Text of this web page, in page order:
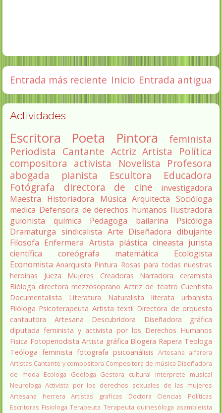
Entrada más reciente Entrada antigua
Inicio
Actividades
Escritora Poeta Pintora
feminista
Periodista Cantante Actriz Artista
Política
compositora activista Novelista
Profesora
abogada
pianista Escultora
Educadora
Fotógrafa
directora de cine
investigadora
Maestra
Historiadora Música Arquitecta Socióloga
medica Defensora de derechos humanos Ilustradora
guionista
química Pedagoga bailarina
Psicóloga
Dramaturga sindicalista Arte Diseñadora dibujante
Filosofa Enfermera Artista plástica cineasta jurista
científica
coreógrafa matemática
Ecologista
Economista Anarquista Pintura Rosas para todas nuestras
heroínas
Jueza Mujeres Creadoras Narradora
ceramista
Bióloga directora mezzosoprano Actriz de teatro Cuentista
Documentalista
Literatura Naturalista literata
urbanista
Filóloga Psicoterapeuta Artista textil Directora de orquesta
cantautora
Artesana Descubridora
Diseñadora gráfica
diputada feminista y activista por los Derechos Humanos
Fisica Fotoperiodista Artista gráfica Blogera Rapera Teologa
Teóloga feminista fotografa psicoanálisis Artesana alfarera
Artistas Cantante y compositora Compositora de música Diseñadora
de moda
Ecologa Geologa Gestora cultural
Interprete musical
Neurologa Activista por los derechos sexuales de las mujeres
Artesana herrera
Artistas graficas
Doctora Ciencias Políticas
Escritoras Fisiologa Terapeuta Terapeuta quinesóloga asambleista